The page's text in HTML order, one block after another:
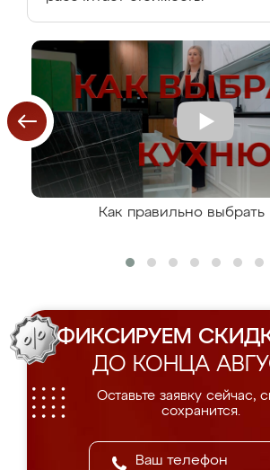
Как правильно выбрать
ФИКСИРУЕМ
ДО КОНЦА
Оставьте заявку сейчас,
сохранится.